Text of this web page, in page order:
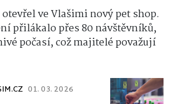
ve Vlašimi nový pet shop.
přilákalo přes 80 návštěvníků,
počasí, což majitelé považují
01. 03. 2026